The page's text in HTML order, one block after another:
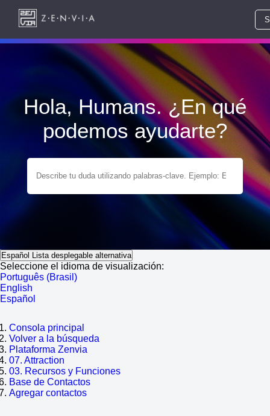
Hola, Humans. ¿En qué
podemos ayudarte?
Español Lista desplegable alternativa
Seleccione el idioma de visualización:
Português (Brasil)
English
Español
Consola principal
Volver a la búsqueda
Plataforma Zenvia
07. Attraction
03. Recursos y Funciones
Base de Contactos
Agregar contactos